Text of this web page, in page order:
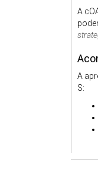
A
A
S: